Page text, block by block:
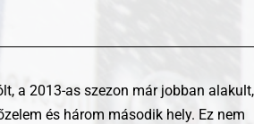
a 2013-as szezon már jobban alakult,
és három második hely. Ez nem